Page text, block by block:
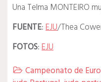
Una Telma MONTEIRO
FUENTE:EJU/Thea
FOTOS:EJU
 Campeonato de